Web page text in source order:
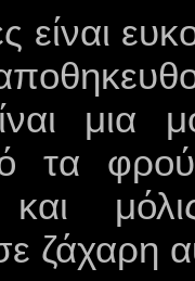
είναι
μια
τα
και
ζάχαρη